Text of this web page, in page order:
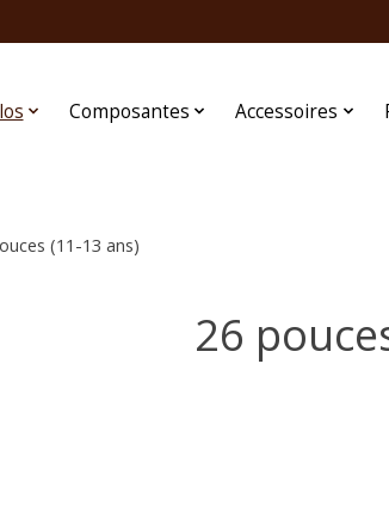
Composantes Accessoires
(11-13 ans)
26